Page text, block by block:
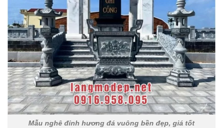
Mẫu nghê đỉnh hương đá vuông bền đẹp, giá tốt